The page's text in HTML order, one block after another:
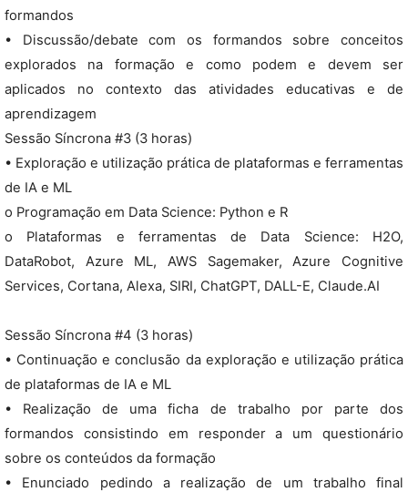
formandos
• Discussão/debate com os formandos sobre conceitos
explorados na formação e como podem e devem ser
aplicados no contexto das atividades educativas e de
aprendizagem
Sessão Síncrona #3 (3 horas)
• Exploração e utilização prática de plataformas e ferramentas
de IA e ML
o Programação em Data Science: Python e R
o Plataformas e ferramentas de Data Science: H2O,
DataRobot, Azure ML, AWS Sagemaker, Azure Cognitive
Services, Cortana, Alexa, SIRI, ChatGPT, DALL-E, Claude.AI
Sessão Síncrona #4 (3 horas)
• Continuação e conclusão da exploração e utilização prática
de plataformas de IA e ML
• Realização de uma ficha de trabalho por parte dos
formandos consistindo em responder a um questionário
sobre os conteúdos da formação
• Enunciado pedindo a realização de um trabalho final